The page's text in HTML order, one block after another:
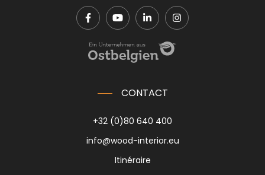
CONTACT
+32 (0)80 640 400
info@wood-interior.eu
Itinéraire